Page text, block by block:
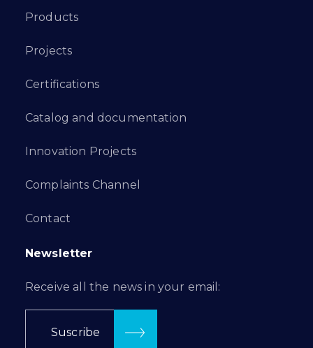
Products
Projects
Certifications
Catalog and documentation
Innovation Projects
Complaints Channel
Contact
Newsletter
Receive all the news in your email:
Suscribe